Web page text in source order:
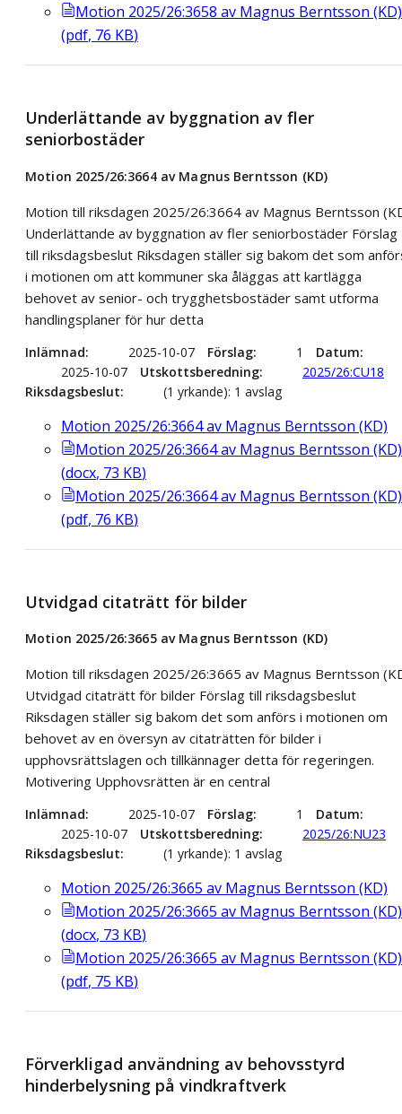
Motion 2025/26:3658 av Magnus Berntsson (KD)
(pdf, 76 KB)
Underlättande av byggnation av fler
seniorbostäder
Motion 2025/26:3664 av Magnus Berntsson (KD)
Motion till riksdagen 2025/26:3664 av Magnus Berntsson
Underlättande av byggnation av fler seniorbostäder Förslag
till riksdagsbeslut Riksdagen ställer sig bakom det som
i motionen om att kommuner ska åläggas att kartlägga
behovet av senior- och trygghetsbostäder samt utforma
handlingsplaner för hur detta
Inlämnad 2025-10-07 Förslag 1
Datum
2025-10-07
Utskottsberedning
2025/26:CU18
Riksdagsbeslut
(1 yrkande): 1 avslag
Motion 2025/26:3664 av Magnus Berntsson (KD)
Motion 2025/26:3664 av Magnus Berntsson (KD)
(docx, 73 KB)
Motion 2025/26:3664 av Magnus Berntsson (KD)
(pdf, 76 KB)
Utvidgad citaträtt för bilder
Motion 2025/26:3665 av Magnus Berntsson (KD)
Motion till riksdagen 2025/26:3665 av Magnus Berntsson
Utvidgad citaträtt för bilder Förslag till riksdagsbeslut
Riksdagen ställer sig bakom det som anförs i motionen om
behovet av en översyn av citaträtten för bilder i
upphovsrättslagen och tillkännager detta för regeringen.
Motivering Upphovsrätten är en central
Inlämnad 2025-10-07 Förslag 1
Datum
2025-10-07
Utskottsberedning
2025/26:NU23
Riksdagsbeslut
(1 yrkande): 1 avslag
Motion 2025/26:3665 av Magnus Berntsson (KD)
Motion 2025/26:3665 av Magnus Berntsson (KD)
(docx, 73 KB)
Motion 2025/26:3665 av Magnus Berntsson (KD)
(pdf, 75 KB)
Förverkligad användning av behovsstyrd
hinderbelysning på vindkraftverk